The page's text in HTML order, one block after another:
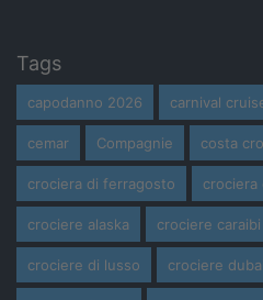
Tags
capodanno 2026 carnival
cemar Compagnie costa
crociera di ferragosto crociera
crociere alaska crociere caraibi
crociere di lusso crociere dubai